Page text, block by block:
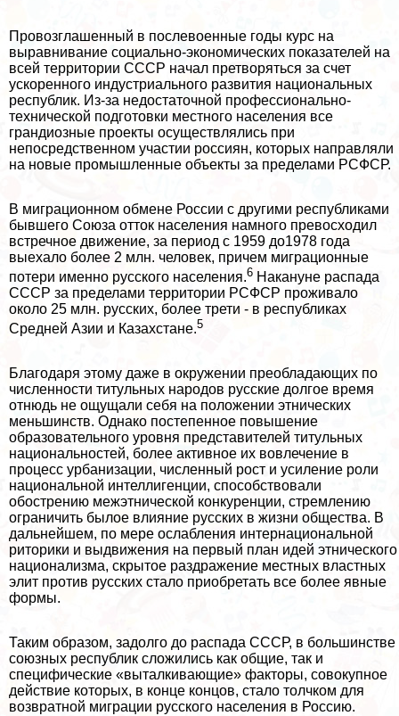
Провозглашенный в послевоенные годы курс на
выравнивание социально-экономических показателей на
всей территории СССР начал претворяться за счет
ускоренного индустриального развития национальных
республик. Из-за недостаточной профессионально-
технической подготовки местного населения все
грандиозные проекты осуществлялись при
непосредственном участии россиян, которых направляли
на новые промышленные объекты за пределами РСФСР.
В миграционном обмене России с другими республиками
бывшего Союза отток населения намного превосходил
встречное движение, за период с 1959 до1978 года
выехало более 2 млн. человек, причем миграционные
потери именно русского населения.6 Накануне распада
СССР за пределами территории РСФСР проживало
около 25 млн. русских, более трети - в республиках
Средней Азии и Казахстане.5
Благодаря этому даже в окружении преобладающих по
численности титульных народов русские долгое время
отнюдь не ощущали себя на положении этнических
меньшинств. Однако постепенное повышение
образовательного уровня представителей титульных
национальностей, более активное их вовлечение в
процесс урбанизации, численный рост и усиление роли
национальной интеллигенции, способствовали
обострению межэтнической конкуренции, стремлению
ограничить былое влияние русских в жизни общества. В
дальнейшем, по мере ослабления интернациональной
риторики и выдвижения на первый план идей этнического
национализма, скрытое раздражение местных властных
элит против русских стало приобретать все более явные
формы.
Таким образом, задолго до распада СССР, в большинстве
союзных республик сложились как общие, так и
специфические «выталкивающие» факторы, совокупное
действие которых, в конце концов, стало толчком для
возвратной миграции русского населения в Россию.